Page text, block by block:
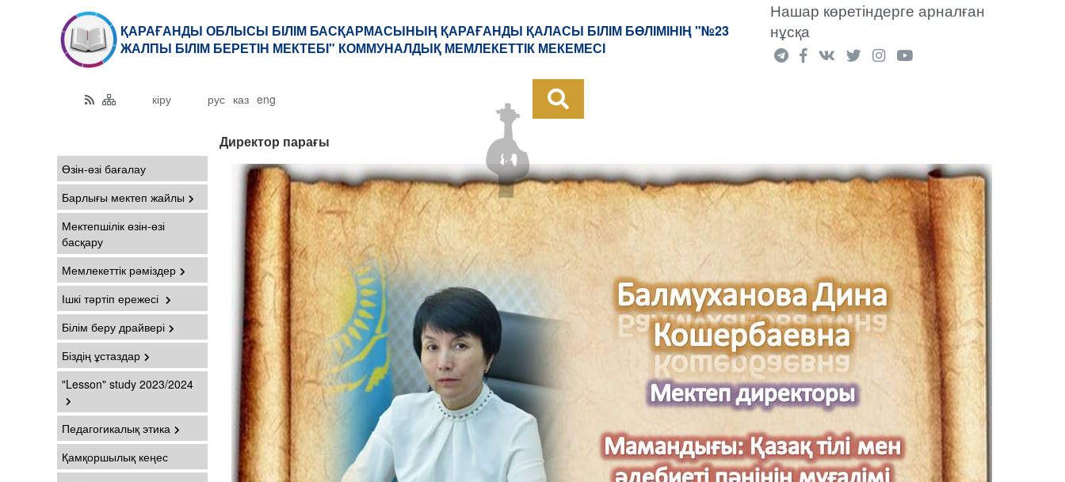
ҚАРАҒАНДЫ ОБЛЫСЫ БІЛІМ БАСҚАРМАСЫНЫҢ ҚАРАҒАНДЫ ҚАЛАСЫ БІЛІМ БӨЛІМІНІҢ "№23
ЖАЛПЫ БІЛІМ БЕРЕТІН МЕКТЕБІ" КОММУНАЛДЫҚ МЕМЛЕКЕТТІК МЕКЕМЕСІ
Нашар көретіндерге арналған
нұсқа
кіру рус каз eng
Өзін-өзі бағалау
Барлығы мектеп жайлы
Мектепшілік өзін-өзі
басқару
Мемлекеттік рәміздер
Ішкі тәртіп ережесі
Білім беру драйвері
Біздің ұстаздар
"Lesson" study 2023/2024
Педагогикалық этика
Қамқоршылық кеңес
Директор парағы